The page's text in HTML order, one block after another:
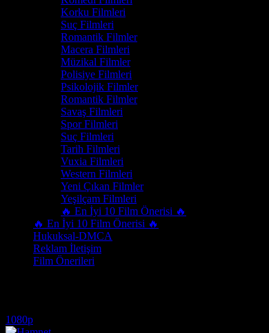
Korku Filmleri
Suç Filmleri
Romantik Filmler
Macera Filmleri
Müzikal Filmler
Polisiye Filmleri
Psikolojik Filmler
Romantik Filmler
Savaş Filmleri
Spor Filmleri
Suç Filmleri
Tarih Filmleri
Vuxia Filmleri
Western Filmleri
Yeni Çıkan Filmler
Yeşilçam Filmleri
🔥 En İyi 10 Film Önerisi 🔥
🔥 En İyi 10 Film Önerisi 🔥
Hukuksal-DMCA
Reklam İletişim
Film Önerileri
1080p